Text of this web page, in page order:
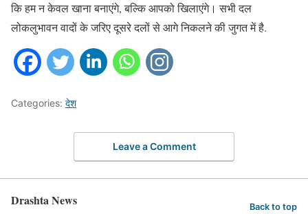
कि हम न केवल खाना बनाएंगे, बल्कि आपको खिलाएंगे। सभी दल
लोकलुभावन वादों के जरिए दूसरे दलों से आगे निकलने की जुगत में है.
Categories: देश
Leave a Comment
Drashta News Back to top